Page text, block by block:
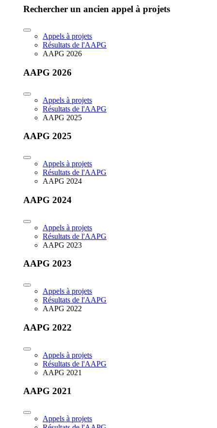
Rechercher un ancien appel à projets
Appels à projets
Résultats de l'AAPG
AAPG 2026
AAPG 2026
Appels à projets
Résultats de l'AAPG
AAPG 2025
AAPG 2025
Appels à projets
Résultats de l'AAPG
AAPG 2024
AAPG 2024
Appels à projets
Résultats de l'AAPG
AAPG 2023
AAPG 2023
Appels à projets
Résultats de l'AAPG
AAPG 2022
AAPG 2022
Appels à projets
Résultats de l'AAPG
AAPG 2021
AAPG 2021
Appels à projets